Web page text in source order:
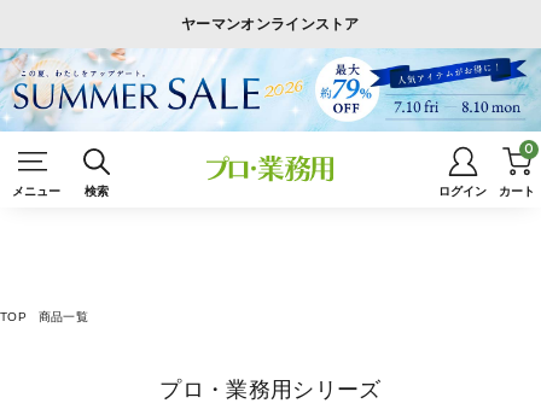
ヤーマンオンラインストア
メニュー 検索 ログイン カート
0
TOP 商品一覧
プロ・業務用シリーズ